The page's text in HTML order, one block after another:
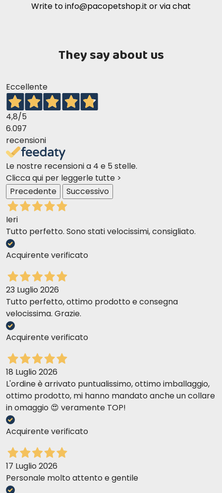
Write toinfo@pacopetshop.it or via chat
They say about us
Eccellente
4,8/5
6.097
recensioni
Le nostre recensioni a 4 e 5 stelle.
Clicca qui per leggerle tutte >
Precedente
Successivo
Ieri
Tutto perfetto. Sono stati velocissimi, consigliato.
Acquirente verificato
23 Luglio 2026
Tutto perfetto, ottimo prodotto e consegna
velocissima. Grazie.
Acquirente verificato
18 Luglio 2026
L'ordine è arrivato puntualissimo, ottimo imballaggio,
ottimo prodotto, mi hanno mandato anche un collare
in omaggio 😍 veramente TOP!
Acquirente verificato
17 Luglio 2026
Personale molto attento e gentile